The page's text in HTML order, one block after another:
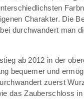
Charakter. Die
durchwandert man
ab 2012 in der
bequemer und
zuerst
das Zauberschloss